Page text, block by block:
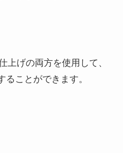
上げの両方を使用して、
ことができます。